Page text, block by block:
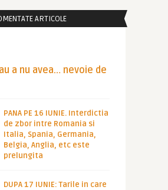
ARTICOLE
a nu avea… nevoie de
PANA PE 16 IUNIE. Interdictia
de zbor intre Romania si
Italia, Spania, Germania,
Belgia, Anglia, etc este
prelungita
DUPA 17 IUNIE: Tarile in care